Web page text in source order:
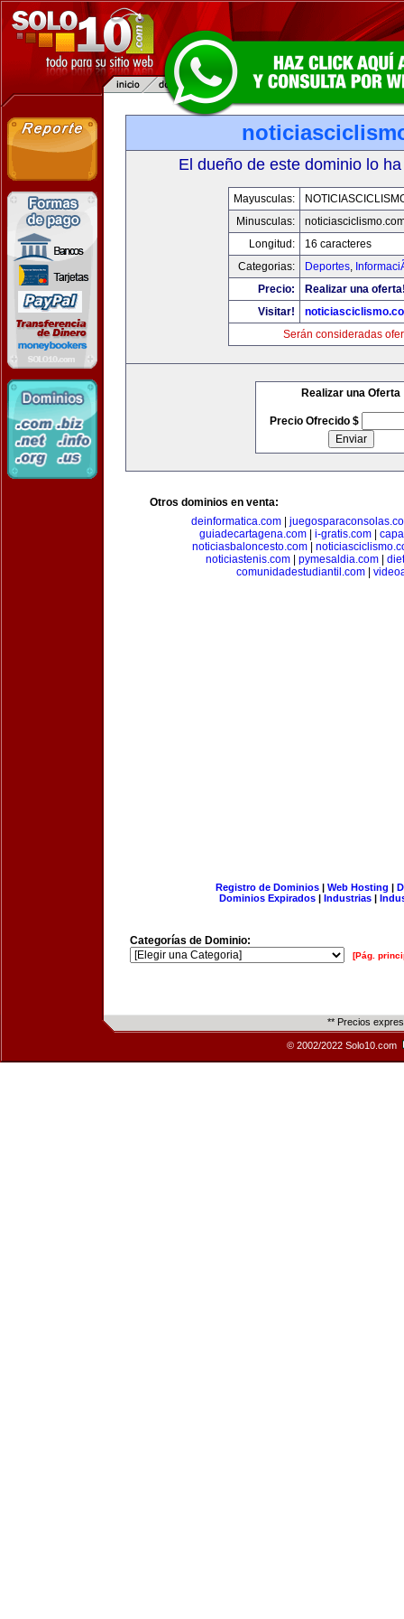
El dueño de este dominio lo
Mayusculas:
Minusculas:
Longitud:
16 caracteres
Categorias:
Deportes,
Precio:
Realizar una
Visitar!
Serán consideradas
Realizar una Oferta
Precio Ofrecido $
Otros dominios en venta:
deinformatica.com
guiadecartagena.com| i-gratis.com|
noticiasbaloncesto.com
noticiastenis.com
pymesaldia.com
comunidadestudiantil.com
Registro de Dominios| Web Hosting |
Dominios Expirados | Industrias |
Categorías de Dominio:
[Pág.
** Precios
© 2002/2022 Solo10.com